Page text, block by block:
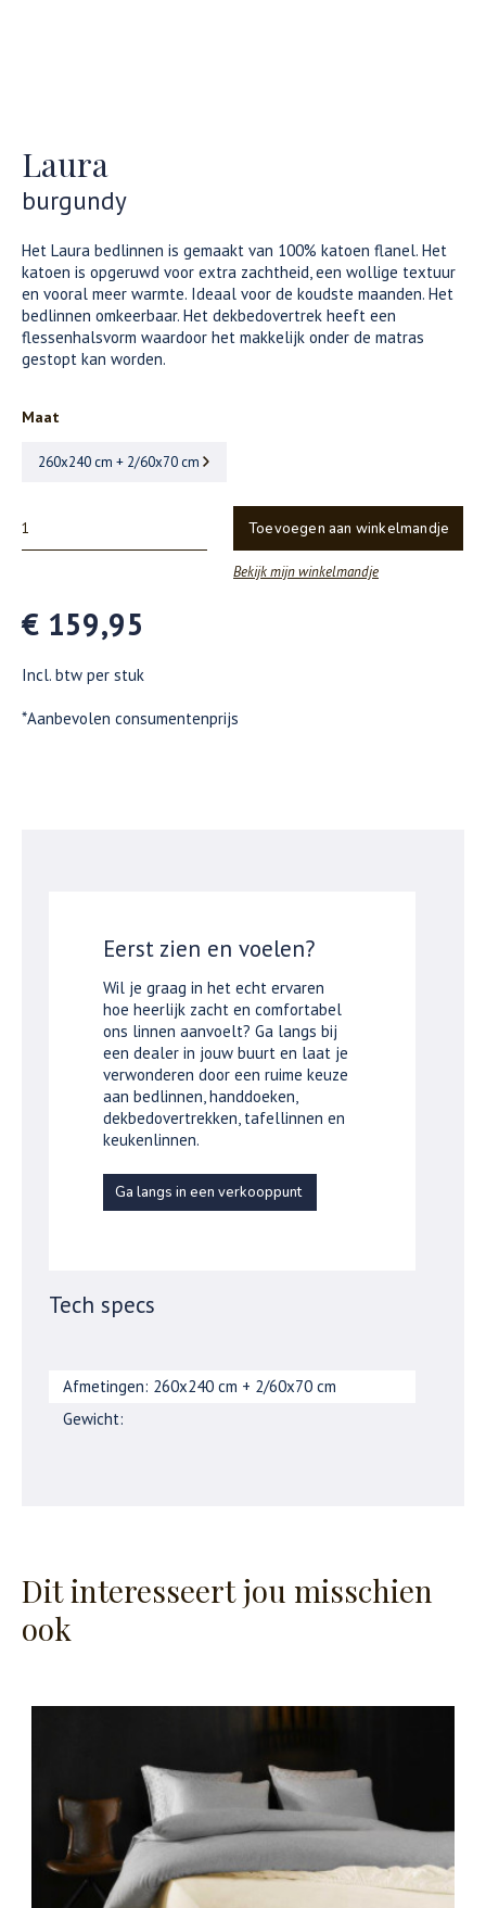
Laura
burgundy
Het Laura bedlinnen is gemaakt van 100% katoen flanel. Het
katoen is opgeruwd voor extra zachtheid, een wollige textuur
en vooral meer warmte. Ideaal voor de koudste maanden. Het
bedlinnen omkeerbaar. Het dekbedovertrek heeft een
flessenhalsvorm waardoor het makkelijk onder de matras
gestopt kan worden.
Maat
260x240 cm + 2/60x70 cm
Toevoegen aan winkelmandje
Bekijk mijn winkelmandje
€ 159,95
Incl. btw per stuk
*Aanbevolen consumentenprijs
Eerst zien en voelen?
Wil je graag in het echt ervaren
hoe heerlijk zacht en comfortabel
ons linnen aanvoelt? Ga langs bij
een dealer in jouw buurt en laat je
verwonderen door een ruime keuze
aan bedlinnen, handdoeken,
dekbedovertrekken, tafellinnen en
keukenlinnen.
Ga langs in een verkooppunt
Tech specs
Afmetingen: 260x240 cm + 2/60x70 cm
Gewicht:
Dit interesseert jou misschien
ook